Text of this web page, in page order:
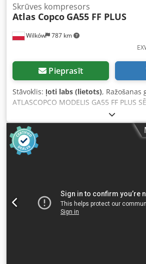
Wilków 787 km
Skrūves kompresors
Atlas Copco GA55 FF PLUS
Pieprasīt
Stāvoklis: ļoti labs (lietots), Ražošanas
ATLASCOPCO MODELIS GA55 FF PLUS
API623768 GADS 2016 JAUDA (kW) 55
10,44 SPIEDIENS (bar) 8,25 DARBA LAIKS
(STUNDAS/KOPĒJAIS) INVERTERS nē
IEBŪVĒTS MITRUMA ATSŪCINĀTĀJS jā,
SILUMA MAIŅATĀJS nē ATDAĶE (GĀZE/